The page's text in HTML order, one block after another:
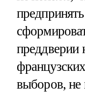
преддверии
выборов, не